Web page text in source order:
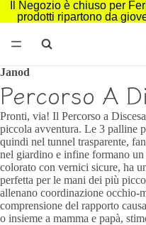
Il Negozio è chiuso per
prodotti ripartono da
Janod
Percorso A
Pronti, via! Il Percorso a
piccola avventura. Le 3 palline
quindi nel tunnel trasparente,
nel giardino e infine formano
colorato con vernici sicure, ha
perfetta per le mani dei più
allenano coordinazione occhio-
comprensione del rapporto
o insieme a mamma e papà,